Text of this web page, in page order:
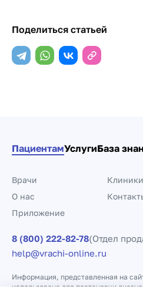
Поделиться статьей
ПациентамУслугиБаза
Врачи
Клиники
О нас
Приложение
8 (800) 222-82-78(Отдел
help@vrachi-online.ru
Информация, представленная на
использована для постановки